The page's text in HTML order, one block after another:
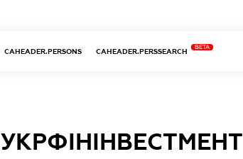
CAHEADER.PERSONS CAHEADER.PERSSEARCH
BETA
УКРФІНІНВЕСТМЕНТ